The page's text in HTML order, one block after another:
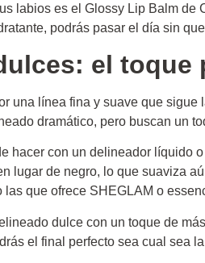
labios es el Glossy Lip Balm de
podrás pasar el día sin
el toque
una línea fina y suave que
dramático, pero buscan un
hacer con un delineador líquido
lugar de negro, lo que suaviza
las que ofrece SHEGLAM o
dulce con un toque de
el final perfecto sea cual sea